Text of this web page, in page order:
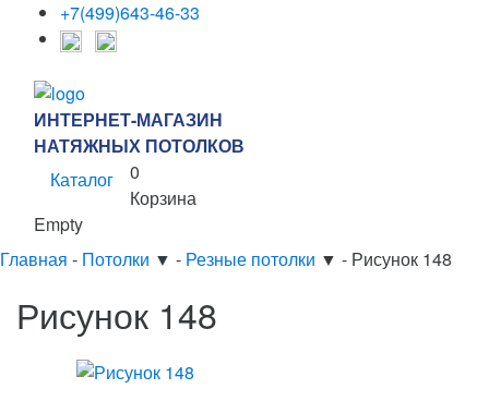
+7(499)643-46-33
ИНТЕРНЕТ-МАГАЗИН
НАТЯЖНЫХ ПОТОЛКОВ
Каталог
0
Корзина
Empty
Главная - Потолки ▼ - Резные потолки ▼ - Рисунок 148
Рисунок 148